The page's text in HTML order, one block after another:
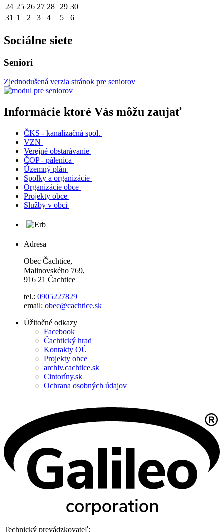
24 25 26 27 28 29 30
31 1 2 3 4 5 6
Sociálne siete
Seniori
Zjednodušená verzia stránok pre seniorov
Informácie ktoré Vás môžu zaujať
ČKS - kanalizačná spol.
VZN
Verejné obstarávanie
ČOP - pálenica
Územný plán
Spolky a organizácie
Organizácie obce
Projekty obce
Služby v obci
Adresa
Obec Čachtice,
Malinovského 769,
916 21 Čachtice
tel.: 0905227829
email: obec@cachtice.sk
Úžitočné odkazy
Facebook
Čachtický hrad
Kontakty OÚ
Projekty obce
archiv.cachtice.sk
Cintoríny.sk
Ochrana osobných údajov
Technický prevádzkovateľ: